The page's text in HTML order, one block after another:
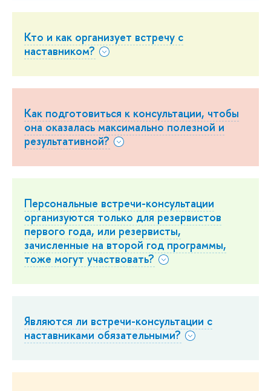
Кто и как организует встречу с
наставником?
Как подготовиться к консультации, чтобы
она оказалась максимально полезной и
результативной?
Персональные встречи-консультации
организуются только для резервистов
первого года, или резервисты,
зачисленные на второй год программы,
тоже могут участвовать?
Являются ли встречи-консультации с
наставниками обязательными?